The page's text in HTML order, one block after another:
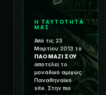
Η ΤΑΥΤΟΤΗΤΑ
ΜΑΣ
Από τις 23
Μαρτίου 2013 το
ΠΑΟ ΜΑΖΙ ΣΟΥ
αποτελεί το
μοναδικό αμιγώς
Παναθηναϊκό
site. Στην πιο